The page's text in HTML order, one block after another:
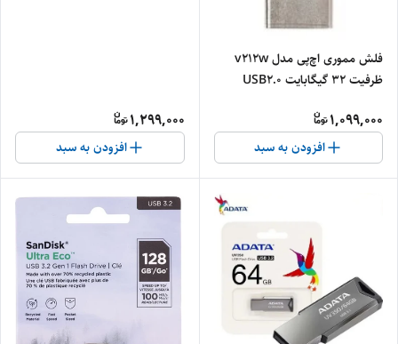
فلش مموری اچ‌پی مدل v212w
ظرفیت 32 گیگابایت USB2.0
1,099,000
افزودن به سبد
1,299,000
افزودن به سبد